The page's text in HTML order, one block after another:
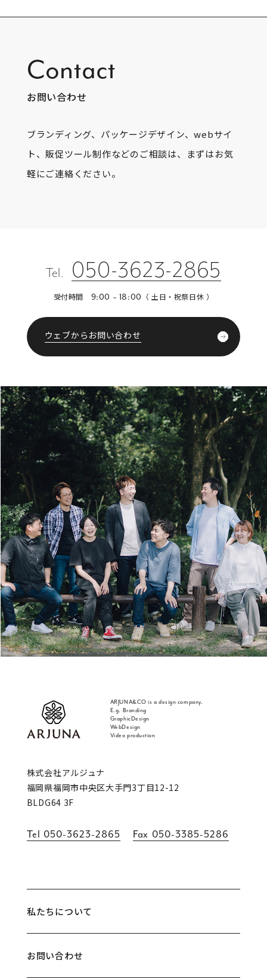
Contact
お問い合わせ
ブランディング、パッケージデザイン、webサイ
ト、販促ツール制作などのご相談は、まずはお気
軽にご連絡ください。
Tel. 050-3623-2865
受付時間 9:00 ~ 18:00 （ 土日・祝祭日休 ）
ウェブからお問い合わせ
福岡 ブランディング・ブランディングデザイ
ARJUNA&CO is a design company.
E.g. Branding
GraphicDesign
WebDesign
Video production
株式会社アルジュナ
福岡県福岡市中央区大手門3丁目12-12
BLDG64 3F
Tel 050-3623-2865 Fax 050-3385-5286
私たちについて
お問い合わせ